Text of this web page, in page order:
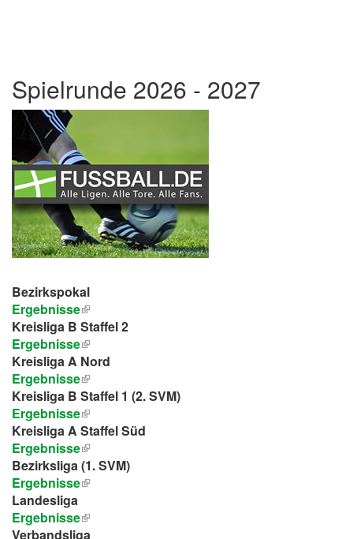
Spielrunde 2026 - 2027
Bezirkspokal
Ergebnisse
Kreisliga B Staffel 2
Ergebnisse
Kreisliga A Nord
Ergebnisse
Kreisliga B Staffel 1 (2. SVM)
Ergebnisse
Kreisliga A Staffel Süd
Ergebnisse
Bezirksliga (1. SVM)
Ergebnisse
Landesliga
Ergebnisse
Verbandsliga